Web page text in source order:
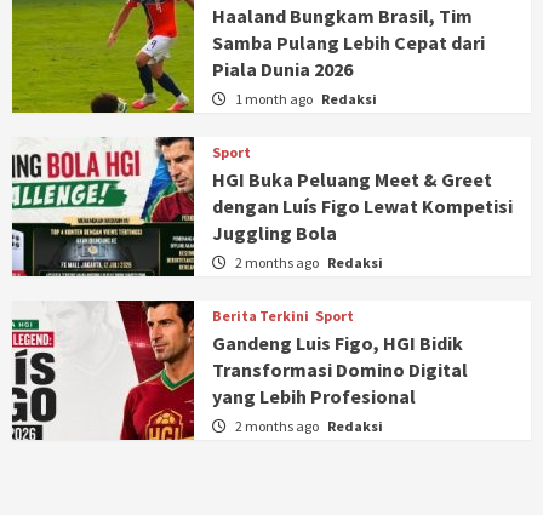
Haaland Bungkam Brasil, Tim
Samba Pulang Lebih Cepat dari
Piala Dunia 2026
1 month ago Redaksi
Sport
HGI Buka Peluang Meet & Greet
dengan Luís Figo Lewat Kompetisi
Juggling Bola
2 months ago Redaksi
Berita Terkini Sport
Gandeng Luis Figo, HGI Bidik
Transformasi Domino Digital
yang Lebih Profesional
2 months ago Redaksi